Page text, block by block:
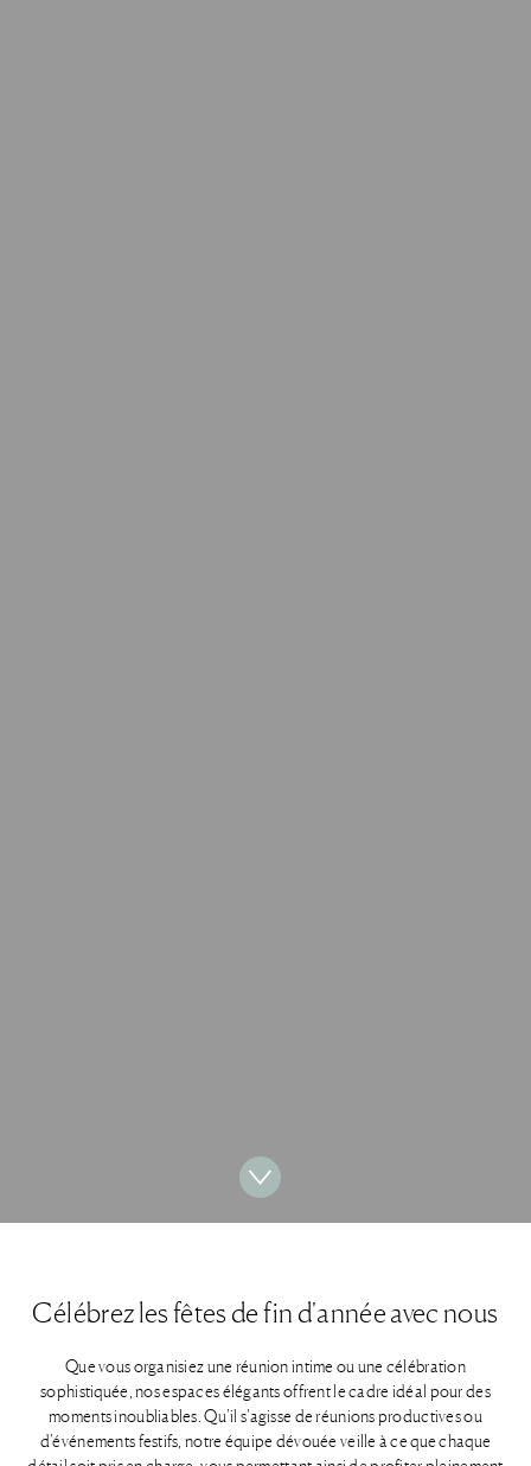
Célébrez les fêtes de fin d'année avec nous
Que vous organisiez une réunion intime ou une célébration
sophistiquée, nos espaces élégants offrent le cadre idéal pour des
moments inoubliables. Qu’il s’agisse de réunions productives ou
d’événements festifs, notre équipe dévouée veille à ce que chaque